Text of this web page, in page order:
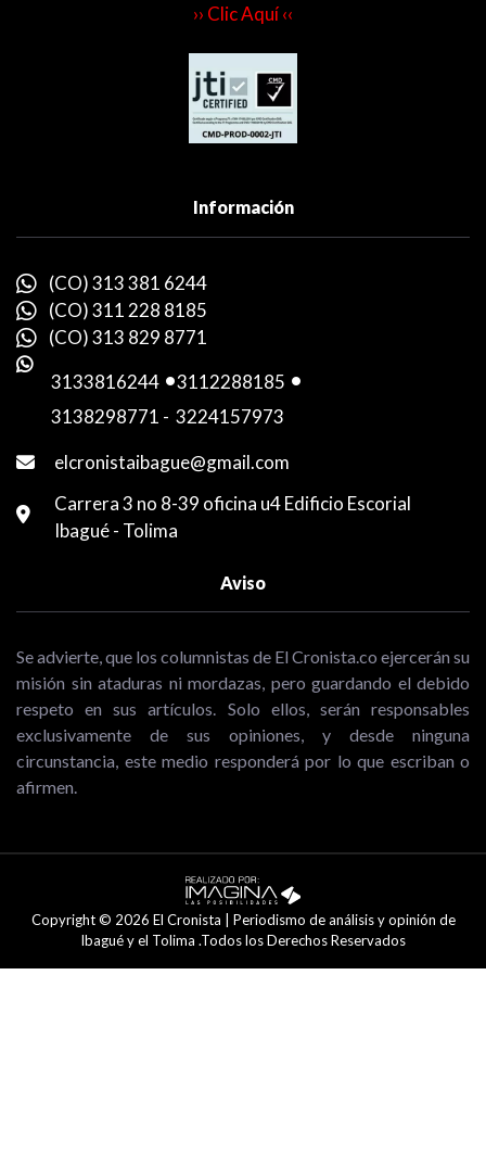
›› Clic Aquí ‹‹
Información
(CO) 313 381 6244
(CO) 311 228 8185
(CO) 313 829 8771
3133816244 -3112288185 -
3138298771 - 3224157973
elcronistaibague@gmail.com
Carrera 3 no 8-39 oficina u4 Edificio Escorial
Ibagué - Tolima
Aviso
Se advierte, que los columnistas de El Cronista.co ejercerán su
misión sin ataduras ni mordazas, pero guardando el debido
respeto en sus artículos. Solo ellos, serán responsables
exclusivamente de sus opiniones, y desde ninguna
circunstancia, este medio responderá por lo que escriban o
afirmen.
Copyright © 2026 El Cronista | Periodismo de análisis y opinión de
Ibagué y el Tolima .Todos los Derechos Reservados